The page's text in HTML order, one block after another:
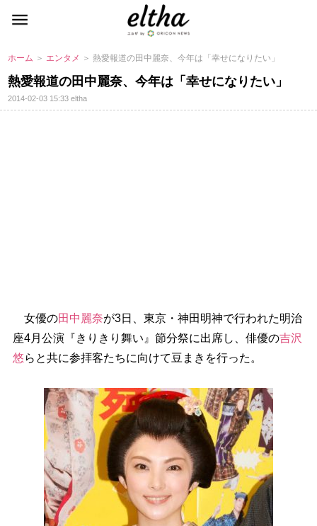
ホーム ＞ エンタメ ＞ 熱愛報道の田中麗奈、今年は「幸せになりたい」
熱愛報道の田中麗奈、今年は「幸せになりたい」
2014-02-03 15:33eltha
女優の田中麗奈が3日、東京・神田明神で行われた明治
座4月公演『きりきり舞い』節分祭に出席し、俳優の吉沢
悠らと共に参拝客たちに向けて豆まきを行った。